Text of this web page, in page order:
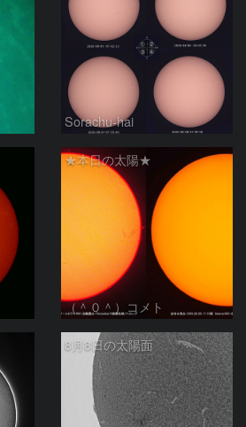
Sorachu-hai
★本日の太陽★
（＾０＾）コメト
8月8日の太陽面